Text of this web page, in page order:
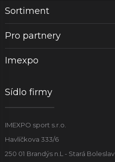
Sortiment
Pro partnery
Imexpo
Sídlo firmy
IMEXPO sport s.r.o.
Havlíčkova 333/6
250 01 Brandýs n.L - Stará Boleslav